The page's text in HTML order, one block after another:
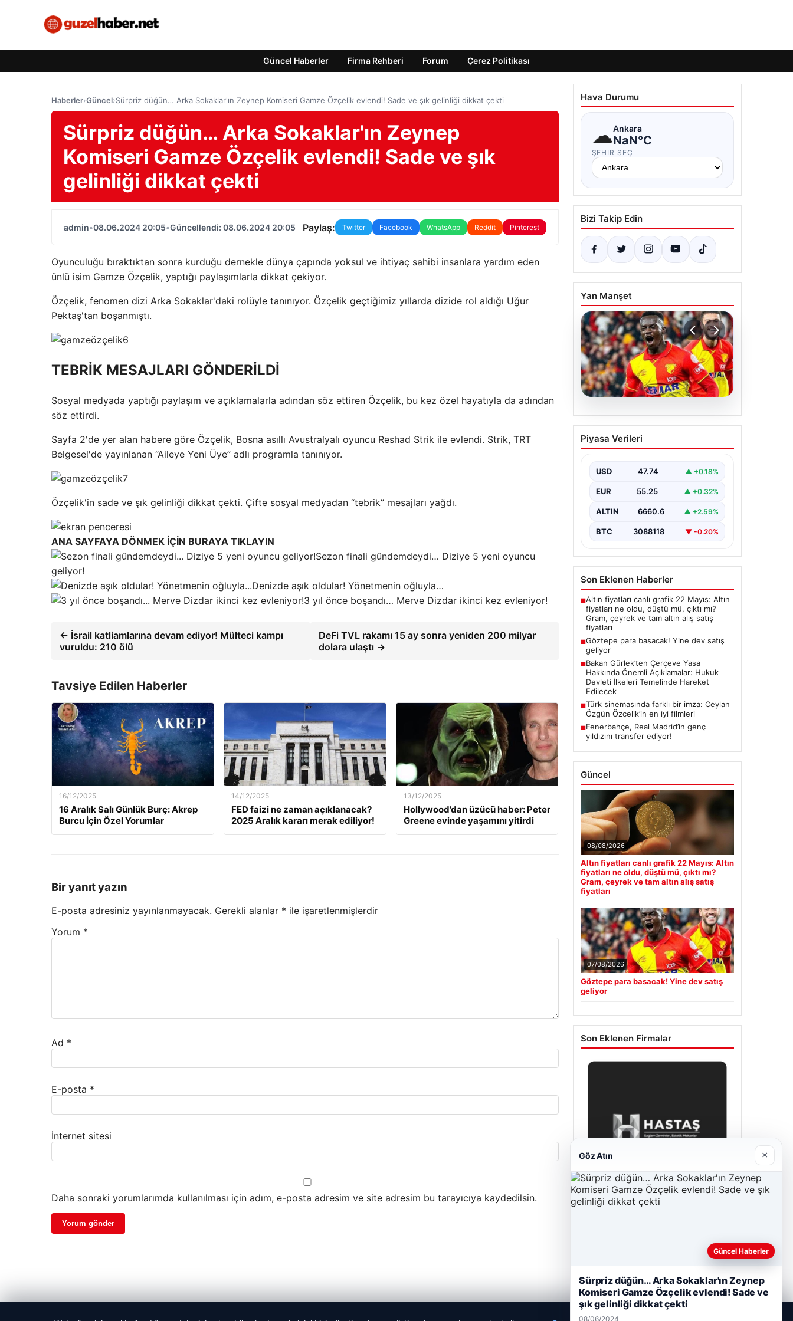
Güncel Haberler Firma Rehberi Forum Çerez Politikası
Haberler›Güncel›Sürpriz düğün… Arka Sokaklar'ın Zeynep Komiseri Gamze Özçelik evlendi! Sade ve şık gelinliği dikkat çekti
Sürpriz düğün… Arka Sokaklar'ın Zeynep
Komiseri Gamze Özçelik evlendi! Sade ve şık
gelinliği dikkat çekti
admin•08.06.2024 20:05•Güncellendi: 08.06.2024 20:05 Paylaş: Twitter Facebook WhatsApp Reddit Pinterest
Oyunculuğu bıraktıktan sonra kurduğu dernekle dünya çapında yoksul ve ihtiyaç sahibi insanlara yardım eden
ünlü isim Gamze Özçelik, yaptığı paylaşımlarla dikkat çekiyor.
Özçelik, fenomen dizi Arka Sokaklar'daki rolüyle tanınıyor. Özçelik geçtiğimiz yıllarda dizide rol aldığı Uğur
Pektaş'tan boşanmıştı.
TEBRİK MESAJLARI GÖNDERİLDİ
Sosyal medyada yaptığı paylaşım ve açıklamalarla adından söz ettiren Özçelik, bu kez özel hayatıyla da adından
söz ettirdi.
Sayfa 2'de yer alan habere göre Özçelik, Bosna asıllı Avustralyalı oyuncu Reshad Strik ile evlendi. Strik, TRT
Belgesel'de yayınlanan “Aileye Yeni Üye” adlı programla tanınıyor.
Özçelik'in sade ve şık gelinliği dikkat çekti. Çifte sosyal medyadan “tebrik” mesajları yağdı.
ANA SAYFAYA DÖNMEK İÇİN BURAYA TIKLAYIN
Sezon finali gündemdeydi… Diziye 5 yeni oyuncu
geliyor!
Denizde aşık oldular! Yönetmenin oğluyla…
3 yıl önce boşandı… Merve Dizdar ikinci kez evleniyor!
← İsrail katliamlarına devam ediyor! Mülteci kampı
vuruldu: 210 ölü
DeFi TVL rakamı 15 ay sonra yeniden 200 milyar
dolara ulaştı →
Tavsiye Edilen Haberler
16/12/2025
16 Aralık Salı Günlük Burç: Akrep
Burcu İçin Özel Yorumlar
14/12/2025
FED faizi ne zaman açıklanacak?
2025 Aralık kararı merak ediliyor!
13/12/2025
Hollywood’dan üzücü haber: Peter
Greene evinde yaşamını yitirdi
Bir yanıt yazın
E-posta adresiniz yayınlanmayacak. Gerekli alanlar * ile işaretlenmişlerdir
Yorum *
Ad *
E-posta *
İnternet sitesi
Daha sonraki yorumlarımda kullanılması için adım, e-posta adresim ve site adresim bu tarayıcıya kaydedilsin.
Hava Durumu
☁Ankara
NaN°C
ŞEHIR SEÇ
Bizi Takip Edin
Yan Manşet
07.08.2026
Göztepe para basacak!
Yine dev satış geliyor
Piyasa Verileri
USD 47.74 ▲ +0.18%
EUR 55.25 ▲ +0.32%
ALTIN 6660.6 ▲ +2.59%
BTC 3088118 ▼ -0.20%
Son Eklenen Haberler
■Altın fiyatları canlı grafik 22 Mayıs: Altın
fiyatları ne oldu, düştü mü, çıktı mı?
Gram, çeyrek ve tam altın alış satış
fiyatları
■Göztepe para basacak! Yine dev satış
geliyor
■Bakan Gürlek’ten Çerçeve Yasa
Hakkında Önemli Açıklamalar: Hukuk
Devleti İlkeleri Temelinde Hareket
Edilecek
■Türk sinemasında farklı bir imza: Ceylan
Özgün Özçelik’in en iyi filmleri
■Fenerbahçe, Real Madrid’in genç
yıldızını transfer ediyor!
Güncel
08/08/2026
Altın fiyatları canlı grafik 22 Mayıs: Altın
fiyatları ne oldu, düştü mü, çıktı mı?
Gram, çeyrek ve tam altın alış satış
fiyatları
07/08/2026
Göztepe para basacak! Yine dev satış
geliyor
Son Eklenen Firmalar
Göz Atın ×
Güncel Haberler
Sürpriz düğün… Arka Sokaklar'ın Zeynep
Komiseri Gamze Özçelik evlendi! Sade ve
şık gelinliği dikkat çekti
08/06/2024